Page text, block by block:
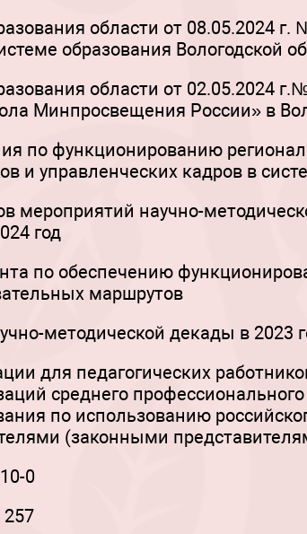
области от 08.05.2024
образования Вологодской
области от 02.05.2024
Минпросвещения России» в
по функционированию
и управленческих кадров в
мероприятий научно-
год
по обеспечению
маршрутов
методической декады в 2023
для педагогических
среднего
по использованию
(законными
0